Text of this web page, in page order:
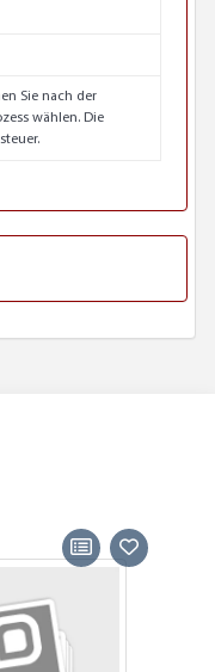
Sie nach der
wählen. Die